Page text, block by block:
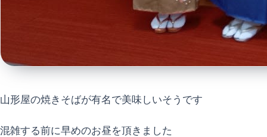
山形屋の焼きそばが有名で美味しいそうです
混雑する前に早めのお昼を頂きました